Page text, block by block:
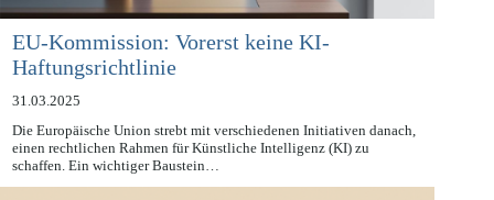
EU-Kommission: Vorerst keine KI-
Haftungsrichtlinie
31.03.2025
Die Europäische Union strebt mit verschiedenen Initiativen danach,
einen rechtlichen Rahmen für Künstliche Intelligenz (KI) zu
schaffen. Ein wichtiger Baustein…